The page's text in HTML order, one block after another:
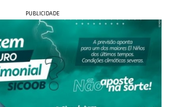
PUBLICIDADE